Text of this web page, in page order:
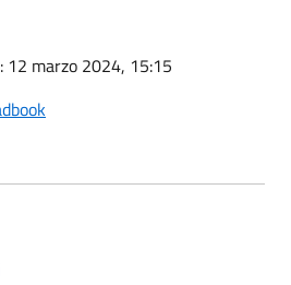
: 12 marzo 2024, 15:15